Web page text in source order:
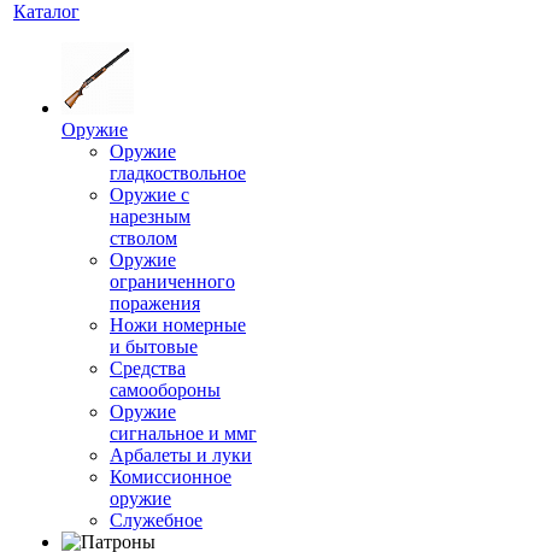
Каталог
Оружие
Оружие
гладкоствольное
Оружие с
нарезным
стволом
Оружие
ограниченного
поражения
Ножи номерные
и бытовые
Средства
самообороны
Оружие
сигнальное и ммг
Арбалеты и луки
Комиссионное
оружие
Служебное